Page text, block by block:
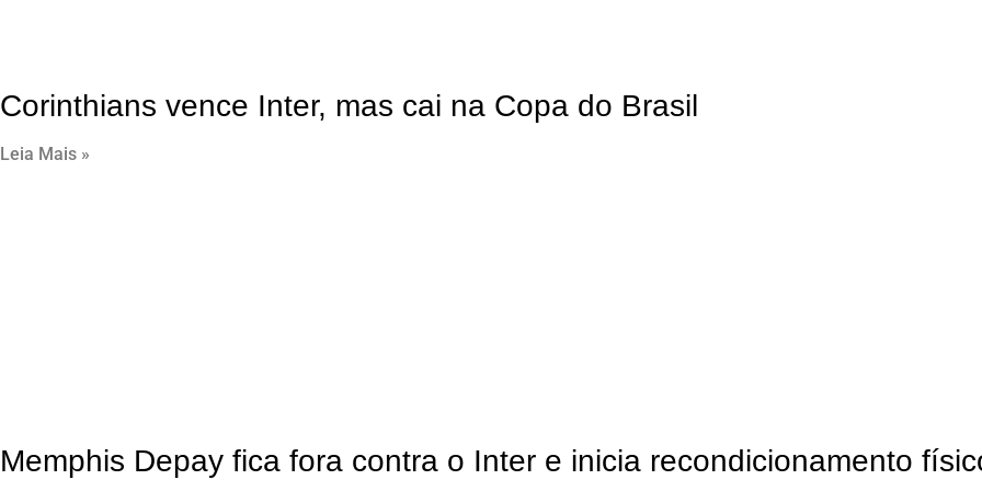
Corinthians vence Inter, mas cai na Copa do Brasil
Leia Mais »
Memphis Depay fica fora contra o Inter e inicia recondicionamento